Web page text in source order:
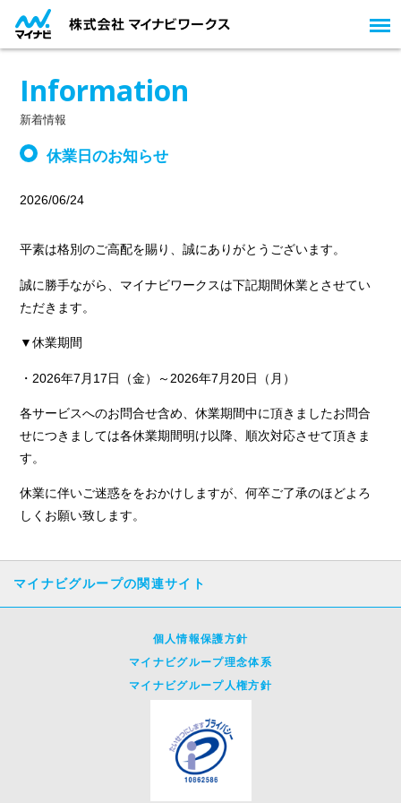
Information
新着情報
休業日のお知らせ
2026/06/24
平素は格別のご高配を賜り、誠にありがとうございます。
誠に勝手ながら、マイナビワークスは下記期間休業とさせてい
ただきます。
▼休業期間
・2026年7月17日（金）～2026年7月20日（月）
各サービスへのお問合せ含め、休業期間中に頂きましたお問合
せにつきましては各休業期間明け以降、順次対応させて頂きま
す。
休業に伴いご迷惑ををおかけしますが、何卒ご了承のほどよろ
しくお願い致します。
マイナビグループの関連サイト
個人情報保護方針
マイナビグループ理念体系
マイナビグループ人権方針